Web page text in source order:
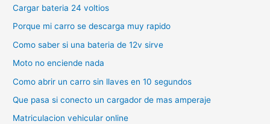
Cargar bateria 24 voltios
Porque mi carro se descarga muy rapido
Como saber si una bateria de 12v sirve
Moto no enciende nada
Como abrir un carro sin llaves en 10 segundos
Que pasa si conecto un cargador de mas amperaje
Matriculacion vehicular online